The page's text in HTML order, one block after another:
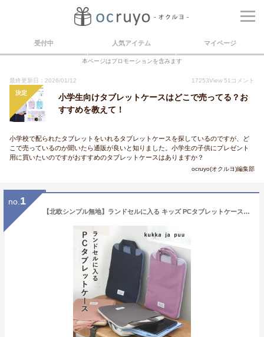
受付中 人気アイテム マイページ
本ページはプロモーションを含みます
最終更新日：2026/01/12 17253View 51 コメント
決定
小学生向けタブレットケースはどこで売ってる？お
すすめを教えて！
小学校で配られたタブレットをいれるタブレットケースを探しているのですが、ど
こで売っているのか聞いたら通販が良いと知りました。小学生の子供にプレゼント
用に買いたいのですがおすすめのタブレットケースはありますか？
ocruyo(オクルヨ)編集部
no. 1
【北欧シンプル無地】ランドセルに入る キッズ PCタブレットケース/PCケース おしゃれ PCバッグ かわいい タブレットケース 小学生 タブレットケース 11インチ 撥水 縦型 2WAY 女の子 男の子 入園入学/kukka ja puu クッカヤプー